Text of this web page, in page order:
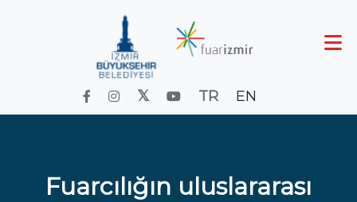
TR EN
Fuarcılığın uluslararası